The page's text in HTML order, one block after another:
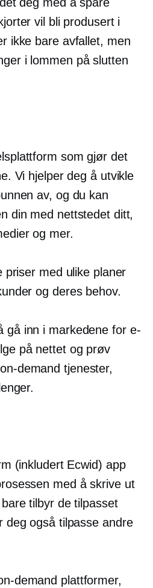
vil bli produsert i
ikke bare avfallet, men
i lommen på slutten
som gjør det
Vi hjelper deg å utvikle
av, og du kan
din med nettstedet ditt,
og mer.
priser med ulike planer
og deres behov.
gå inn i markedene for e-
på nettet og prøv
demand tjenester,
(inkludert Ecwid) app
med å skrive ut
tilbyr de tilpasset
deg også tilpasse andre
demand plattformer,